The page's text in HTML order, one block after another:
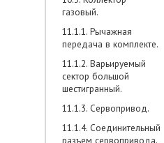
газовый.
11.1.1. Рычажная
передача в комплекте.
11.1.2. Варьируемый
сектор большой
шестигранный.
11.1.3. Сервопривод.
11.1.4. Соединительный
разъем сервопривода.